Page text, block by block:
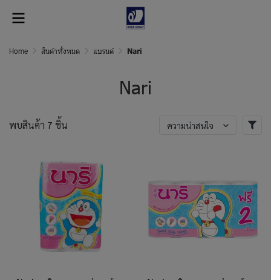
Home สินค้าทั้งหมด แบรนด์ Nari
Nari
พบสินค้า 7 ชิ้น ความน่าสนใจ